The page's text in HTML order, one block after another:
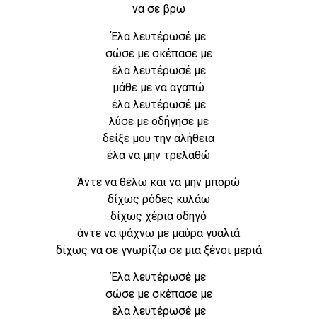
να σε βρω
Έλα λευτέρωσέ με
σώσε με σκέπασε με
έλα λευτέρωσέ με
μάθε με να αγαπώ
έλα λευτέρωσέ με
λύσε με οδήγησε με
δείξε μου την αλήθεια
έλα να μην τρελαθώ
Άντε να θέλω και να μην μπορώ
δίχως ρόδες κυλάω
δίχως χέρια οδηγό
άντε να ψάχνω με μαύρα γυαλιά
δίχως να σε γνωρίζω σε μια ξένοι μεριά
Έλα λευτέρωσέ με
σώσε με σκέπασε με
έλα λευτέρωσέ με